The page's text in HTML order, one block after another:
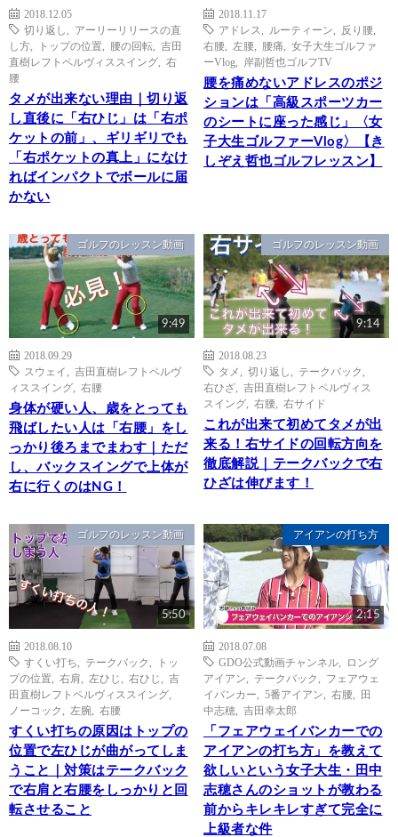
2018.12.05
切り返し
アーリーリリースの直
し方
トップの位置 腰の回転
吉田
直樹レフトペルヴィススイング
右
腰
タメが出来ない理由｜切り返
し直後に「右ひじ」は「右ポ
ケットの前」、ギリギリでも
「右ポケットの真上」になけ
ればインパクトでボールに届
かない
2018.11.17
アドレス
ルーティーン 反り腰
右腰
左腰 腰痛
女子大生ゴルファ
ーVlog
岸副哲也ゴルフTV
腰を痛めないアドレスのポジ
ションは「高級スポーツカー
のシートに座った感じ」〈女
子大生ゴルファーVlog〉【き
しぞえ哲也ゴルフレッスン】
ゴルフのレッスン動画
9:49
2018.09.29
スウェイ
吉田直樹レフトペルヴ
ィススイング
右腰
身体が硬い人、歳をとっても
飛ばしたい人は「右腰」をし
っかり後ろまでまわす｜ただ
し、バックスイングで上体が
右に行くのはNG！
ゴルフのレッスン動画
9:14
2018.08.23
タメ
切り返し テークバック
右ひざ
吉田直樹レフトペルヴィス
スイング
右腰 右サイド
これが出来て初めてタメが出
来る！右サイドの回転方向を
徹底解説｜テークバックで右
ひざは伸びます！
ゴルフのレッスン動画
5:50
2018.08.10
すくい打ち
テークバック
トッ
プの位置
右肩 左ひじ 右ひじ
吉
田直樹レフトペルヴィススイング
ノーコック
左腕 右腰
すくい打ちの原因はトップの
位置で左ひじが曲がってしま
うこと｜対策はテークバック
で右肩と右腰をしっかりと回
転させること
アイアンの打ち方
2:15
2018.07.08
GDO公式動画チャンネル
ロング
アイアン
テークバック
フェアウェ
イバンカー
5番アイアン 右腰
田
中志穂
吉田幸太郎
「フェアウェイバンカーでの
アイアンの打ち方」を教えて
欲しいという女子大生・田中
志穂さんのショットが教わる
前からキレキレすぎて完全に
上級者な件